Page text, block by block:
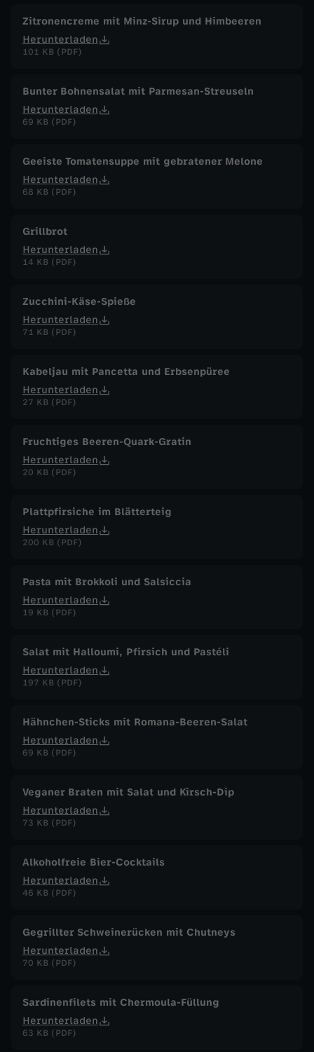
Zitronencreme mit Minz-Sirup und Himbeeren
Herunterladen
101 KB (PDF)
Bunter Bohnensalat mit Parmesan-Streuseln
Herunterladen
69 KB (PDF)
Geeiste Tomatensuppe mit gebratener Melone
Herunterladen
68 KB (PDF)
Grillbrot
Herunterladen
14 KB (PDF)
Zucchini-Käse-Spieße
Herunterladen
71 KB (PDF)
Kabeljau mit Pancetta und Erbsenpüree
Herunterladen
27 KB (PDF)
Fruchtiges Beeren-Quark-Gratin
Herunterladen
20 KB (PDF)
Plattpfirsiche im Blätterteig
Herunterladen
200 KB (PDF)
Pasta mit Brokkoli und Salsiccia
Herunterladen
19 KB (PDF)
Salat mit Halloumi, Pfirsich und Pastéli
Herunterladen
197 KB (PDF)
Hähnchen-Sticks mit Romana-Beeren-Salat
Herunterladen
69 KB (PDF)
Veganer Braten mit Salat und Kirsch-Dip
Herunterladen
73 KB (PDF)
Alkoholfreie Bier-Cocktails
Herunterladen
46 KB (PDF)
Gegrillter Schweinerücken mit Chutneys
Herunterladen
70 KB (PDF)
Sardinenfilets mit Chermoula-Füllung
Herunterladen
63 KB (PDF)